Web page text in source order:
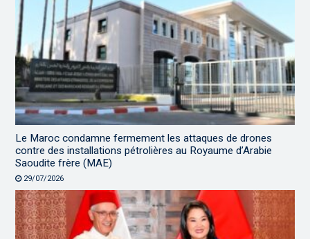
Le Maroc condamne fermement les attaques de drones
contre des installations pétrolières au Royaume d’Arabie
Saoudite frère (MAE)
29/07/2026